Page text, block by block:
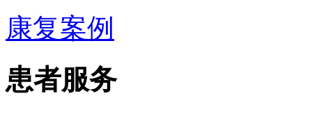
康复案例
患者服务